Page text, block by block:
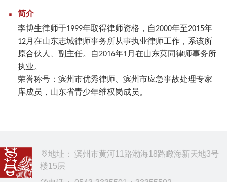
简介
李博生律师于1999年取得律师资格，自2000年至2015年
12月在山东志城律师事务所从事执业律师工作，系该所
原合伙人、副主任。自2016年1月在山东莫同律师事务所
执业。
荣誉称号：滨州市优秀律师、滨州市应急事故处理专家
库成员，山东省青少年维权岗成员。
地址： 滨州市黄河11路渤海18路瞰海新天地3号
楼15层